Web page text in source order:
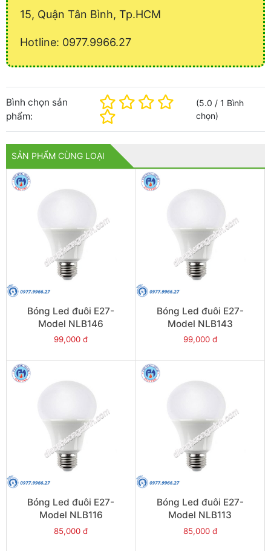
15, Quận Tân Bình, Tp.HCM
Hotline: 0977.9966.27
Bình chọn sản
phẩm:
(5.0 /1 Bình
chọn)
SẢN PHẨM CÙNG LOẠI
Bóng Led đuôi E27-
Model NLB146
99,000 đ
Bóng Led đuôi E27-
Model NLB143
99,000 đ
Bóng Led đuôi E27-
Model NLB116
85,000 đ
Bóng Led đuôi E27-
Model NLB113
85,000 đ